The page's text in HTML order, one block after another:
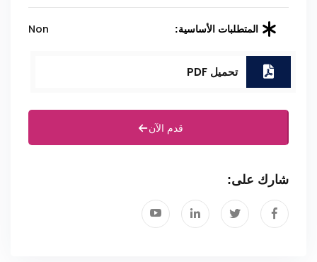
المتطلبات الأساسية: Non
تحميل PDF
قدم الآن
شارك على: